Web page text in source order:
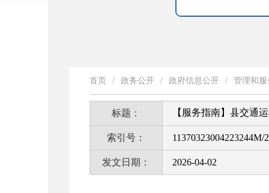
首页 / 政务公开 / 政府信息公开 / 管理和
标题： 【服务指南】县交通
索引号： 11370323004223244M/
发文日期： 2026-04-02